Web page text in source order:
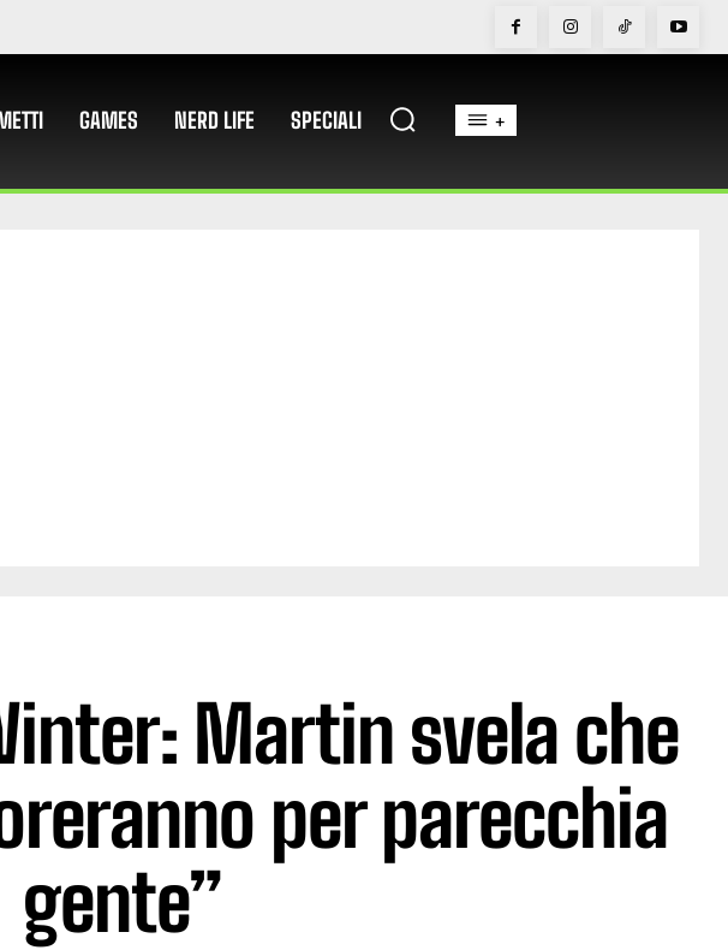
GAMES NERD LIFE SPECIALI +
Martin svela che
per parecchia
gente”